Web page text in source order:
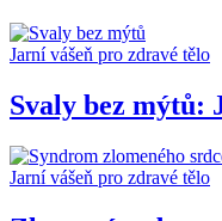
Jarní vášeň pro zdravé tělo
Svaly bez mýtů:
Jarní vášeň pro zdravé tělo